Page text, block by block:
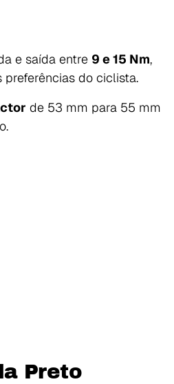
e saída entre 9 e 15 Nm,
do ciclista.
de 53 mm para 55 mm
Preto